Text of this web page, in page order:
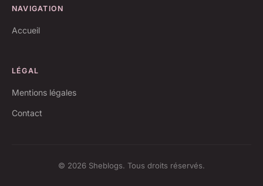
NAVIGATION
Accueil
LÉGAL
Mentions légales
Contact
© 2026 Sheblogs. Tous droits réservés.